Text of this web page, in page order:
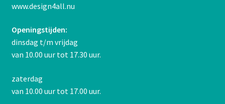
www.design4all.nu
Openingstijden:
dinsdag t/m vrijdag
van 10.00 uur tot 17.30 uur.
zaterdag
van 10.00 uur tot 17.00 uur.